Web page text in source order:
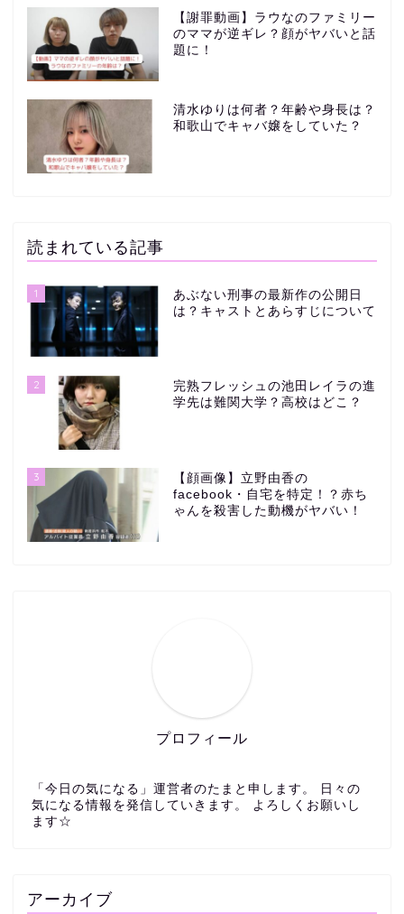
【謝罪動画】ラウなのファミリー
のママが逆ギレ？顔がヤバいと話
題に！
清水ゆりは何者？年齢や身長は？
和歌山でキャバ嬢をしていた？
読まれている記事
1
あぶない刑事の最新作の公開日
は？キャストとあらすじについて
2
完熟フレッシュの池田レイラの進
学先は難関大学？高校はどこ？
3
【顔画像】立野由香の
facebook・自宅を特定！？赤ち
ゃんを殺害した動機がヤバい！
プロフィール
「今日の気になる」運営者のたまと申します。 日々の
気になる情報を発信していきます。 よろしくお願いし
ます☆
アーカイブ